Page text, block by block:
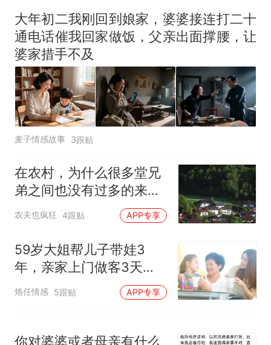
因老师一句“跟我回家”改写了
人生
大年初二我刚回到娘家，婆婆接连打二十
通电话催我回家做饭，父亲出面撑腰，让
婆家措手不及
麦子情感故事 3跟贴
在农村，为什么很多堂兄
弟之间也没有过多的来往
了？原因其实挺现实的
农夫也疯狂 4跟贴 APP专享
59岁大姐帮儿子带娃3
年，亲家上门做客3天
后，大姐：我该回老家了
烙任情感 5跟贴 APP专享
你对婆婆或者母亲有什么